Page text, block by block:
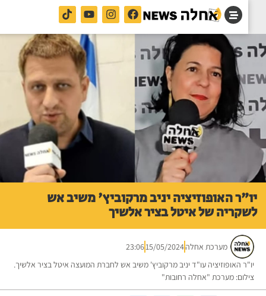
האופוזיציה יניב מרקוביץ' משיב אש
של איטל בציר אלשיך
מערכת אחלה 15/05/2024
23:06
האופוזיציה עו"ד יניב מרקוביץ' משיב אש לחברת המועצה איטל בציר אלשיך.
מערכת "אחלה רחובות"